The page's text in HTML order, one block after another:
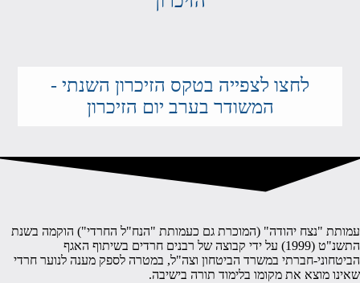
לחצו לצפייה בטקס הזיכרון השנתי -
המשודר בערב יום הזיכרון
עמותת "נצח יהודה" (המוכרת גם כעמותת "הנח"ל החרדי") הוקמה בשנת
התשנ"ט (1999) על ידי קבוצה של רבנים חרדים בשיתוף האגף
הביטחוני-חברתי במשרד הביטחון וצה"ל, במטרה לספק מענה לנוער חרדי
שאינו מוצא את מקומו בלימוד תורה בישיבה.